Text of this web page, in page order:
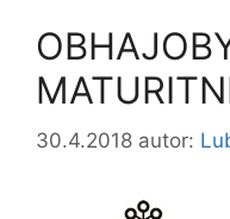
30.4.2018 autor: